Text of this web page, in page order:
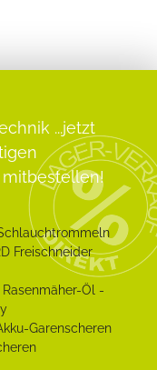
...jetzt
mitbestellen!